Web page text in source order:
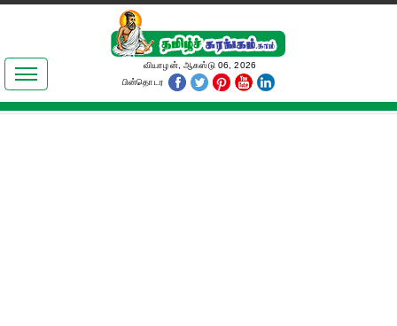
இலக்கியங்கள்
தமிழ் உலகம்
வியாழன், ஆகஸ்டு 06, 2026
பின்தொடர